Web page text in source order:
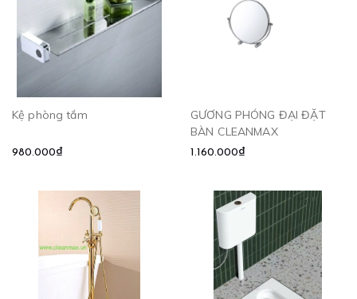
Kệ phòng tắm
980.000₫
GƯƠNG PHÓNG ĐẠI ĐẶT
BÀN CLEANMAX
1.160.000₫